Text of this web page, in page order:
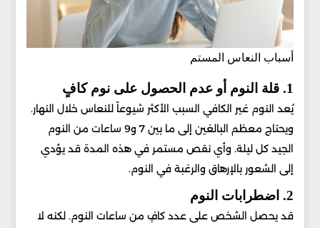
أسباب النعاس المستم
1. قلة النوم أو عدم الحصول على نوم كافٍ
يُعد النوم غير الكافي السبب الأكثر شيوعاً للنعاس خلال النهار.
ويحتاج معظم البالغين إلى ما بين 7 و9 ساعات من النوم
الجيد كل ليلة. وأي نقص مستمر في هذه المدة قد يؤدي
إلى الشعور بالإرهاق والرغبة في النوم.
2. اضطرابات النوم
قد يحصل الشخص على عدد كافٍ من ساعات النوم. لكنه لا